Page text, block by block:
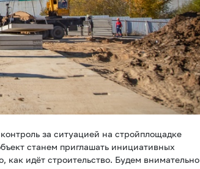
за ситуацией на стройплощадке
станем приглашать инициативных
идёт строительство. Будем внимательно